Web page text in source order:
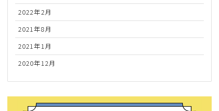
2022年2月
2021年8月
2021年1月
2020年12月